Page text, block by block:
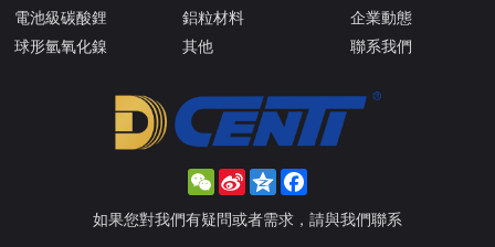
電池級碳酸鋰
球形氫氧化鎳
鋁粒材料
其他
企業動態
聯系我們
WeChat
Sina
Weibo
Qzone
如果您對我們有疑問或者需求，請與我們聯系